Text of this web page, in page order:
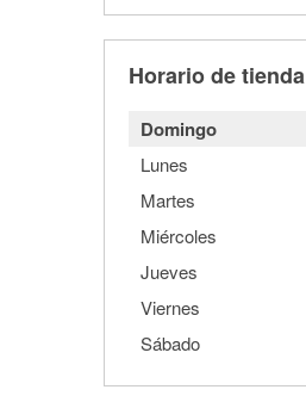
Horario de tienda
Domingo
Lunes
Martes
Miércoles
Jueves
Viernes
Sábado